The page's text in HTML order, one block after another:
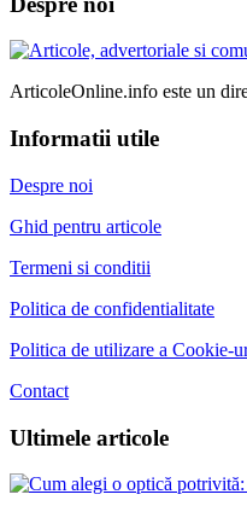
ArticoleOnline.info este un
Informatii utile
Despre noi
Ghid pentru articole
Termeni si conditii
Politica de confidentialitate
Politica de utilizare a Cookie-
Contact
Ultimele articole